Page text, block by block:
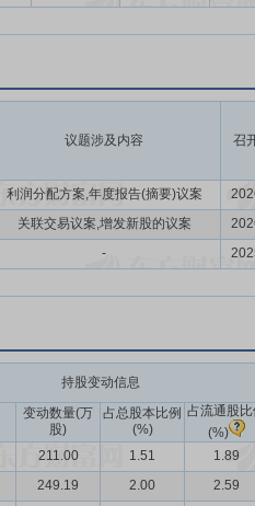
议题涉及内容 召
利润分配方案,年度报告(摘要)议案
关联交易议案,增发新股的议案
-
持股变动信息
变动数量(万
股)
占总股本比例
(%)
占流通股
(%)
211.00 1.51
1.89
249.19 2.00
2.59